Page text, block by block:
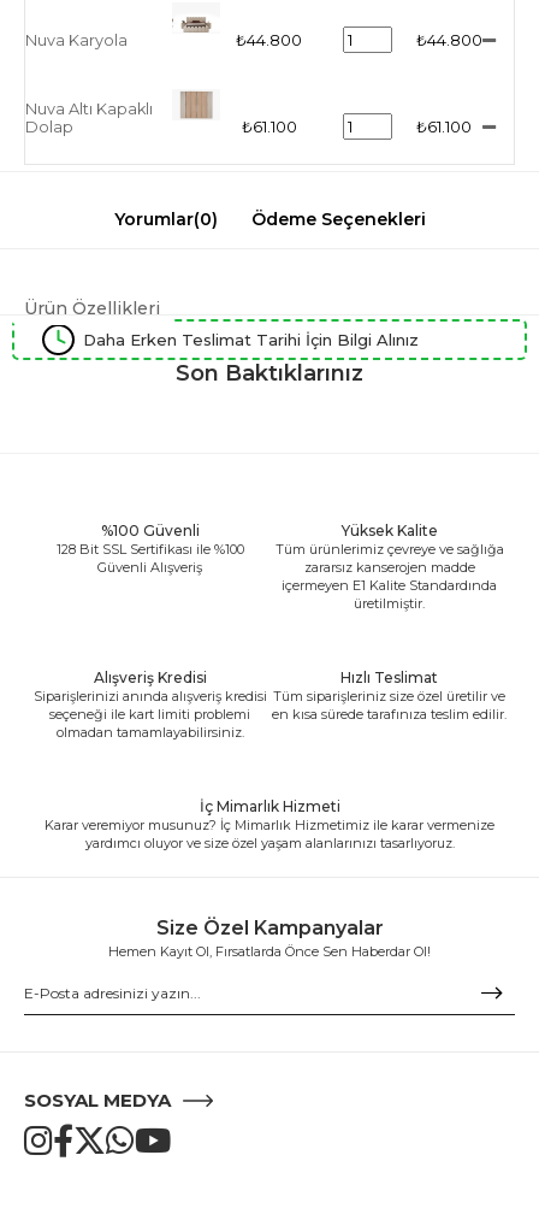
Nuva Karyola ₺44.800 ₺44.800
Nuva Altı Kapaklı
Dolap
₺61.100 ₺61.100
Yorumlar(0) Ödeme Seçenekleri
Ürün Özellikleri
Daha Erken Teslimat Tarihi İçin Bilgi Alınız
Son Baktıklarınız
%100 Güvenli
128 Bit SSL Sertifikası ile %100
Güvenli Alışveriş
Yüksek Kalite
Tüm ürünlerimiz çevreye ve sağlığa
zararsız kanserojen madde
içermeyen E1 Kalite Standardında
üretilmiştir.
Alışveriş Kredisi
Siparişlerinizi anında alışveriş kredisi
seçeneği ile kart limiti problemi
olmadan tamamlayabilirsiniz.
Hızlı Teslimat
Tüm siparişleriniz size özel üretilir ve
en kısa sürede tarafınıza teslim edilir.
İç Mimarlık Hizmeti
Karar veremiyor musunuz? İç Mimarlık Hizmetimiz ile karar vermenize
yardımcı oluyor ve size özel yaşam alanlarınızı tasarlıyoruz.
Size Özel Kampanyalar
Hemen Kayıt Ol, Fırsatlarda Önce Sen Haberdar Ol!
SOSYAL MEDYA